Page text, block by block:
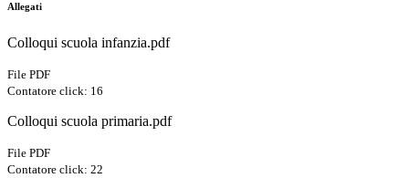
Allegati
Colloqui scuola infanzia.pdf
File PDF
Contatore click: 16
Colloqui scuola primaria.pdf
File PDF
Contatore click: 22